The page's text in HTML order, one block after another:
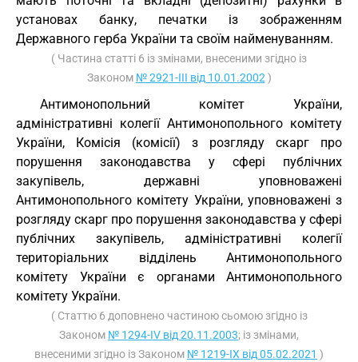
установах банку, печатки із зображенням
Державного герба України та своїм найменуванням.
( Частина статті 6 із змінами, внесеними згідно із
Законом № 2921-III від 10.01.2002 )
Антимонопольний комітет України,
адміністративні колегії Антимонопольного комітету
України, Комісія (комісії) з розгляду скарг про
порушення законодавства у сфері публічних
закупівель, державні уповноважені
Антимонопольного комітету України, уповноважені з
розгляду скарг про порушення законодавства у сфері
публічних закупівель, адміністративні колегії
територіальних відділень Антимонопольного
комітету України є органами Антимонопольного
комітету України.
( Статтю 6 доповнено частиною сьомою згідно із
Законом № 1294-IV від 20.11.2003; із змінами,
внесеними згідно із Законом № 1219-IX від 05.02.2021 )